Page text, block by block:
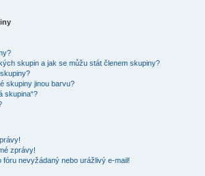
skupin a jak se můžu stát členem skupiny?
skupiny jinou barvu?
skupina“?
zprávy!
fóru nevyžádaný nebo urážlivý e-mail!